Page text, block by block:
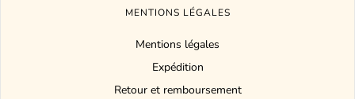
MENTIONS LÉGALES
Mentions légales
Expédition
Retour et remboursement